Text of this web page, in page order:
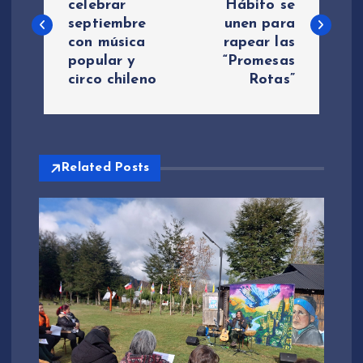
v
g
a
c
ó
n
d
celebrar
septiembre
con música
popular y
circo chileno
Hábito se
unen para
rapear las
“Promesas
Rotas”
Related Posts